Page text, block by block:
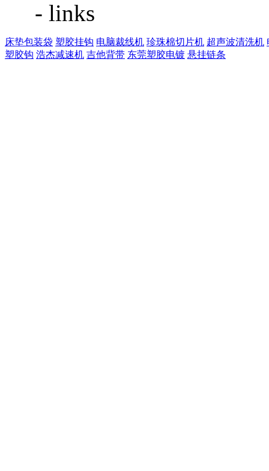
- links
床垫包装袋 塑胶挂钩 电脑裁线机 珍珠棉切片机 超声波清洗机
塑胶钩 浩杰减速机 吉他背带 东莞塑胶电镀 悬挂链条